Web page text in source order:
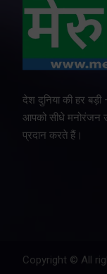
देश दुनिया की हर
आपको सीधे मनोरंजन
प्रदान करते हैं।